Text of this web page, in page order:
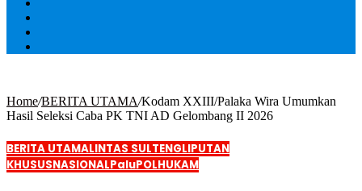
Home/BERITA UTAMA/Kodam XXIII/Palaka Wira Umumkan
Hasil Seleksi Caba PK TNI AD Gelombang II 2026
BERITA UTAMALINTAS SULTENGLIPUTAN
KHUSUSNASIONALPaluPOLHUKAM